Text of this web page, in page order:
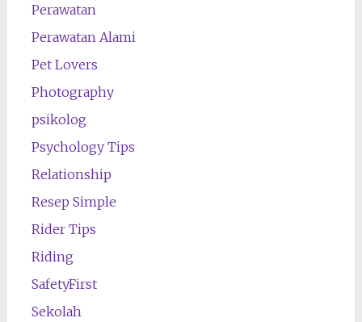
Perawatan
Perawatan Alami
Pet Lovers
Photography
psikolog
Psychology Tips
Relationship
Resep Simple
Rider Tips
Riding
SafetyFirst
Sekolah